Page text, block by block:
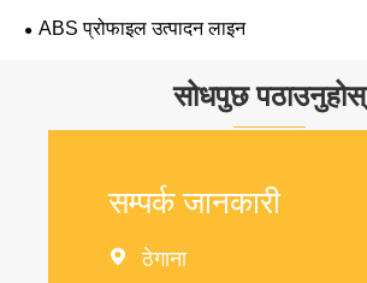
ABS प्रोफाइल उत्पादन लाइन
सोधपुछ पठाउनुहोस्
सम्पर्क जानकारी
 ठेगाना